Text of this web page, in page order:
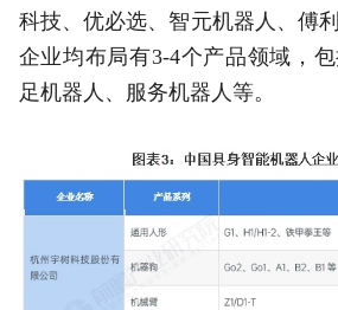
科技、优必选、智元机器人、傅
企业均布局有3-4个产品领域，
足机器人、服务机器人等。